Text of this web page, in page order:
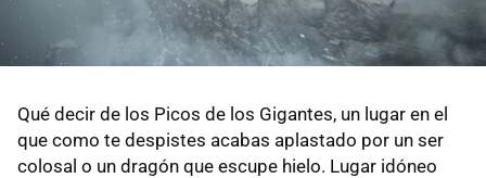
Qué decir de los Picos de los Gigantes, un lugar en el
que como te despistes acabas aplastado por un ser
colosal o un dragón que escupe hielo. Lugar idóneo